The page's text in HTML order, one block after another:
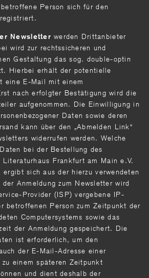
Person sich für den
Newsletter werden Drittanbieter
wird zur rechtssicheren und
Gestaltung das sog. double-optin
Hierbei erhält der potentielle
eine E-Mail mit einem
nach erfolgter Bestätigung wird die
aufgenommen. Die Einwilligung in
Daten sowie deren
kann über den „Abmelden Link“
widerrufen werden. Welche
bei der Bestellung des
Literaturhaus Frankfurt am Main e.V.
sich aus der hierzu verwendeten
Anmeldung zum Newsletter wird
Provider (ISP) vergebene IP-
betroffenen Person zum Zeitpunkt der
Computersystems sowie das
der Anmeldung gespeichert. Die
ist erforderlich, um den
der E-Mail-Adresse einer
einem späteren Zeitpunkt
und dient deshalb der